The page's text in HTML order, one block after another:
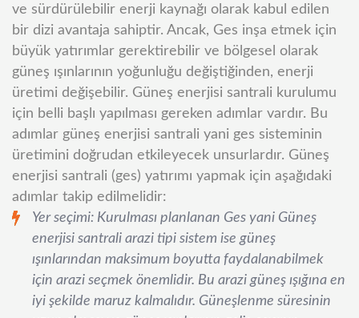
ve sürdürülebilir enerji kaynağı olarak kabul edilen
bir dizi avantaja sahiptir. Ancak, Ges inşa etmek için
büyük yatırımlar gerektirebilir ve bölgesel olarak
güneş ışınlarının yoğunluğu değiştiğinden, enerji
üretimi değişebilir. Güneş enerjisi santrali kurulumu
için belli başlı yapılması gereken adımlar vardır. Bu
adımlar güneş enerjisi santrali yani ges sisteminin
üretimini doğrudan etkileyecek unsurlardır. Güneş
enerjisi santrali (ges) yatırımı yapmak için aşağıdaki
adımlar takip edilmelidir:
Yer seçimi: Kurulması planlanan Ges yani Güneş
enerjisi santrali arazi tipi sistem ise güneş
ışınlarından maksimum boyutta faydalanabilmek
için arazi seçmek önemlidir. Bu arazi güneş ışığına en
iyi şekilde maruz kalmalıdır. Güneşlenme süresinin